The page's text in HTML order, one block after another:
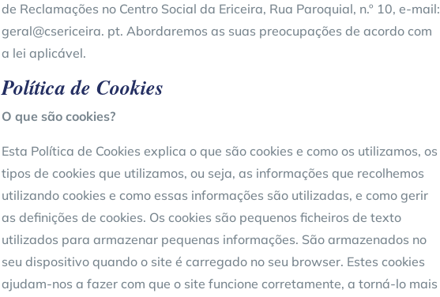
de Reclamações no Centro Social da Ericeira, Rua Paroquial, n.º 10, e-mail:
geral@csericeira. pt. Abordaremos as suas preocupações de acordo com
a lei aplicável.
Política de Cookies
O que são cookies?
Esta Política de Cookies explica o que são cookies e como os utilizamos, os
tipos de cookies que utilizamos, ou seja, as informações que recolhemos
utilizando cookies e como essas informações são utilizadas, e como gerir
as definições de cookies. Os cookies são pequenos ficheiros de texto
utilizados para armazenar pequenas informações. São armazenados no
seu dispositivo quando o site é carregado no seu browser. Estes cookies
ajudam-nos a fazer com que o site funcione corretamente, a torná-lo mais